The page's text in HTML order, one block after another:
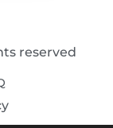
reserved